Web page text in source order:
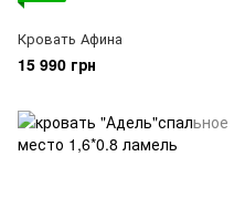
Кровать Афина
15 990 грн